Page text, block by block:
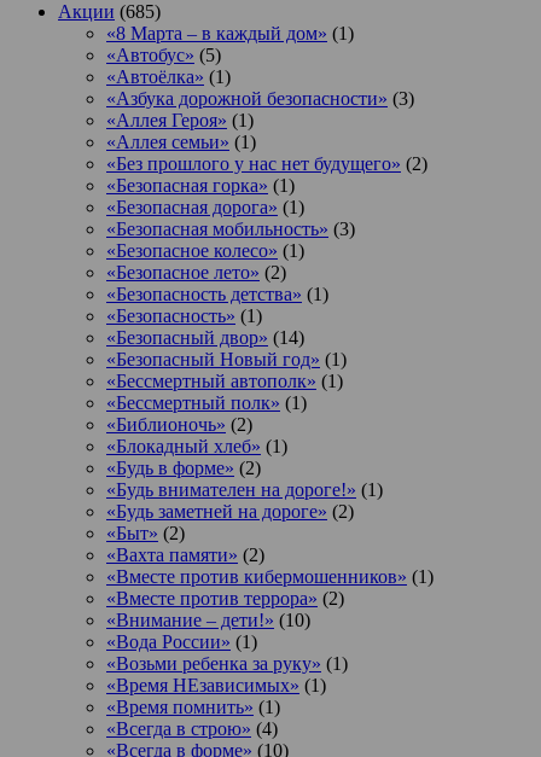
Акции (685)
«8 Марта – в каждый дом» (1)
«Автобус» (5)
«Автоёлка» (1)
«Азбука дорожной безопасности» (3)
«Аллея Героя» (1)
«Аллея семьи» (1)
«Без прошлого у нас нет будущего» (2)
«Безопасная горка» (1)
«Безопасная дорога» (1)
«Безопасная мобильность» (3)
«Безопасное колесо» (1)
«Безопасное лето» (2)
«Безопасность детства» (1)
«Безопасность» (1)
«Безопасный двор» (14)
«Безопасный Новый год» (1)
«Бессмертный автополк» (1)
«Бессмертный полк» (1)
«Библионочь» (2)
«Блокадный хлеб» (1)
«Будь в форме» (2)
«Будь внимателен на дороге!» (1)
«Будь заметней на дороге» (2)
«Быт» (2)
«Вахта памяти» (2)
«Вместе против кибермошенников» (1)
«Вместе против террора» (2)
«Внимание – дети!» (10)
«Вода России» (1)
«Возьми ребенка за руку» (1)
«Время НЕзависимых» (1)
«Время помнить» (1)
«Всегда в строю» (4)
«Всегда в форме» (10)